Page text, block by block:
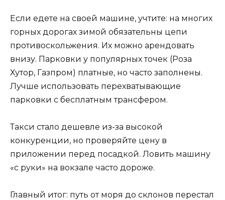
Если едете на своей машине, учтите: на многих
горных дорогах зимой обязательны цепи
противоскольжения. Их можно арендовать
внизу. Парковки у популярных точек (Роза
Хутор, Газпром) платные, но часто заполнены.
Лучше использовать перехватывающие
парковки с бесплатным трансфером.
Такси стало дешевле из-за высокой
конкуренции, но проверяйте цену в
приложении перед посадкой. Ловить машину
«с руки» на вокзале часто дороже.
Главный итог: путь от моря до склонов перестал